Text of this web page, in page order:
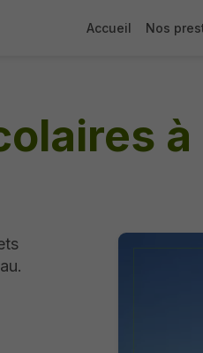
Accueil Nos